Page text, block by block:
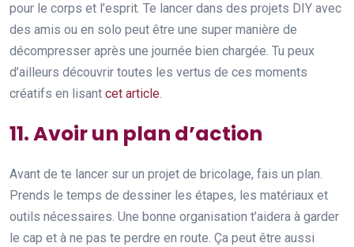
pour le corps et l’esprit. Te lancer dans des projets DIY avec
des amis ou en solo peut être une super manière de
décompresser après une journée bien chargée. Tu peux
d’ailleurs découvrir toutes les vertus de ces moments
créatifs en lisant cet article.
11. Avoir un plan d’action
Avant de te lancer sur un projet de bricolage, fais un plan.
Prends le temps de dessiner les étapes, les matériaux et
outils nécessaires. Une bonne organisation t’aidera à garder
le cap et à ne pas te perdre en route. Ça peut être aussi